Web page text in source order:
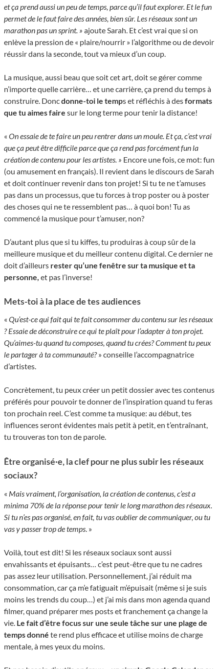
et ça prend aussi un peu de temps, parce qu’il faut explorer. Et le fun
permet de le faut faire des années, bien sûr. Les réseaux sont un
marathon pas un sprint. » ajoute Sarah. Et c’est vrai que si on
enlève la pression de « plaire/nourrir » l’algorithme ou de devoir
réussir dans la seconde, tout va mieux d’un coup.
La musique, aussi beau que soit cet art, doit se gérer comme
n’importe quelle carrière… et une carrière, ça prend du temps à
construire. Doncdonne-toi le temps et réfléchis à desformats
que tu aimes faire sur le long terme pour tenir la distance!
« On essaie de te faire un peu rentrer dans un moule. Et ça, c’est vrai
que ça peut être difficile parce que ça rend pas forcément fun la
création de contenu pour les artistes. » Encore une fois, ce mot: fun
(ou amusement en français). Il revient dans le discours de Sarah
et doit continuer revenir dans ton projet! Si tu te ne t’amuses
pas dans un processus, que tu forces à trop poster ou à poster
des choses qui ne te ressemblent pas… à quoi bon! Tu as
commencé la musique pour t’amuser, non?
D’autant plus que si tu kiffes, tu produiras à coup sûr de la
meilleure musique et du meilleur contenu digital. Ce dernier ne
doit d’ailleurs rester qu’une fenêtre sur ta musique et ta
personne, et pas l’inverse!
Mets-toi à la place de tes audiences
« Qu’est-ce qui fait qui te fait consommer du contenu sur les réseaux
? Essaie de déconstruire ce qui te plaît pour l’adapter à ton projet.
Qu’aimes-tu quand tu composes, quand tu crées? Comment tu peux
le partager à ta communauté?» conseille l’accompagnatrice
d’artistes.
Concrètement, tu peux créer un petit dossier avec tes contenus
préférés pour pouvoir te donner de l’inspiration quand tu feras
ton prochain reel. C’est comme ta musique: au début, tes
influences seront évidentes mais petit à petit, en t’entraînant,
tu trouveras ton ton de parole.
Être organisé·e, la clef pour ne plus subir les réseaux
sociaux?
« Mais vraiment, l’organisation, la création de contenus, c’est a
minima 70% de la réponse pour tenir le long marathon des réseaux.
Si tu n’es pas organisé, en fait, tu vas oublier de communiquer, ou tu
vas y passer trop de temps . »
Voilà, tout est dit! Si les réseaux sociaux sont aussi
envahissants et épuisants… c’est peut-être que tu ne cadres
pas assez leur utilisation. Personnellement, j’ai réduit ma
consommation, car ça m’e fatiguait m’épuisait (même si je suis
moins les trends du coup…) et j’ai mis dans mon agenda quand
filmer, quand préparer mes posts et franchement ça change la
vie. Le fait d’être focus sur une seule tâche sur une plage de
temps donné te rend plus efficace et utilise moins de charge
mentale, à mes yeux du moins.